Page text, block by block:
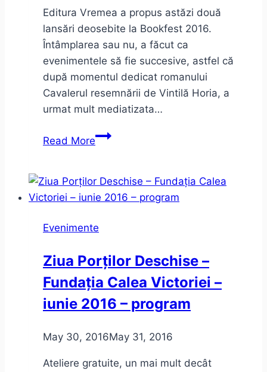
Media
Editura Vremea a propus astăzi două
lansări deosebite la Bookfest 2016.
Întâmplarea sau nu, a făcut ca
evenimentele să fie succesive, astfel că
după momentul dedicat romanului
Cavalerul resemnării de Vintilă Horia, a
urmat mult mediatizata…
Read MoreDouă
resemnării
şi
aurului.
incomodă
Evenimente
Ziua Porților Deschise –
Fundația Calea Victoriei –
iunie 2016 – program
May 30, 2016May 31, 2016
Ateliere gratuite, un mai mult decât